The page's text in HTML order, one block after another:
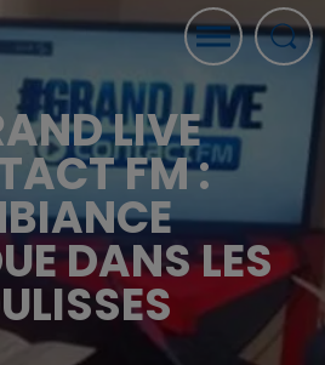
LIVE
FM :
DANS LES